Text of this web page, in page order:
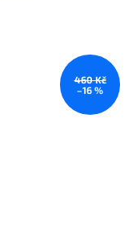
460 Kč
–16 %